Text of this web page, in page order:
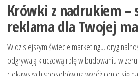
Krówki z nadrukiem –
reklama dla Twojej
W dzisiejszym świecie marketingu,
odgrywają kluczową rolę w budowaniu